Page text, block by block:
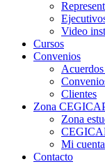
Video
Cursos
Convenios
Clientes
Zona
Zona
Mi cuenta
Contacto